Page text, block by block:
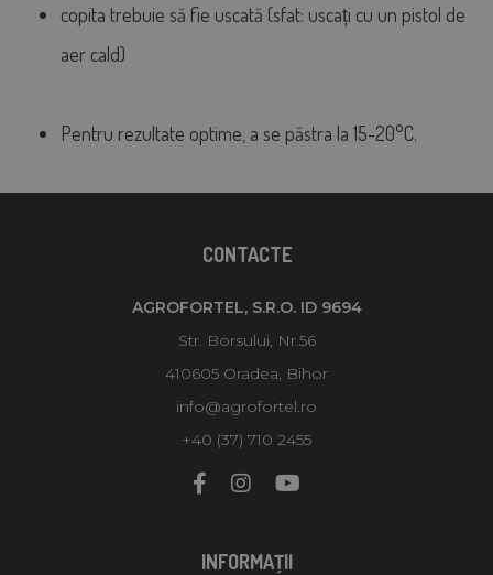
copita trebuie să fie uscată (sfat: uscați cu un pistol de
aer cald)
Pentru rezultate optime, a se păstra la 15-20°C.
CONTACTE
AGROFORTEL, S.R.O. ID 9694
Str. Borsului, Nr.56
410605 Oradea, Bihor
info@agrofortel.ro
+40 (37) 710 2455
INFORMAŢII